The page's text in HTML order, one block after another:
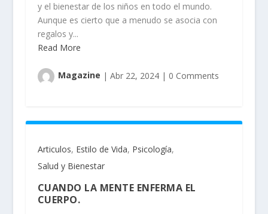
y el bienestar de los niños en todo el mundo.
Aunque es cierto que a menudo se asocia con
regalos y...
Read More
Magazine | Abr 22, 2024| 0 Comments
Articulos, Estilo de Vida, Psicología,
Salud y Bienestar
CUANDO LA MENTE ENFERMA EL
CUERPO.